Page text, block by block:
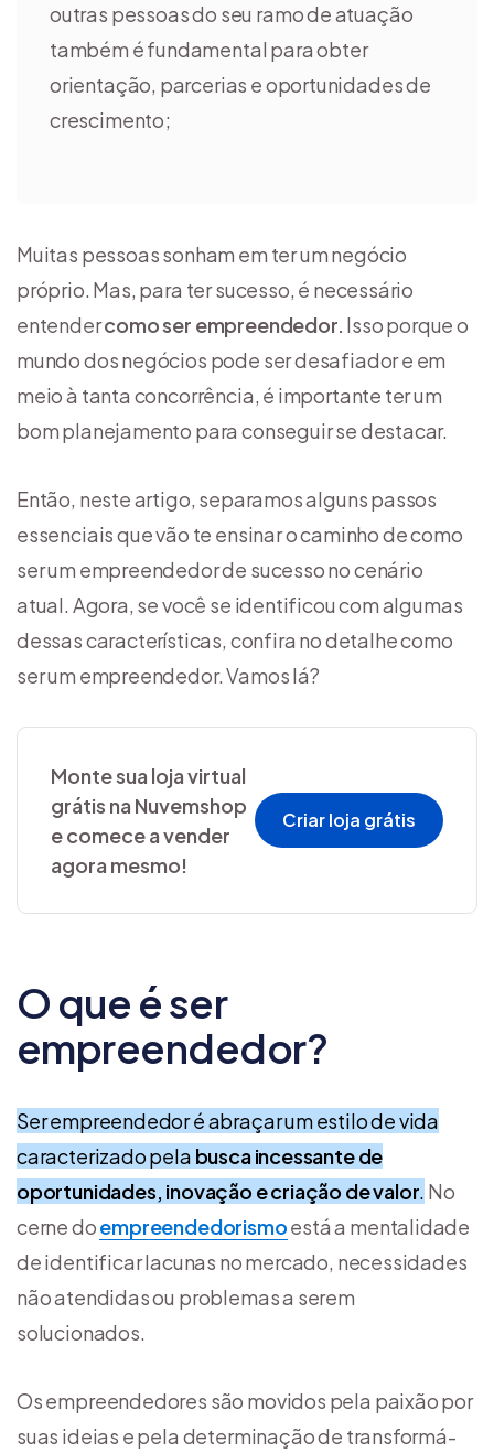
outras pessoas do seu ramo de atuação
também é fundamental para obter
orientação, parcerias e oportunidades de
crescimento;
Muitas pessoas sonham em ter um negócio
próprio. Mas, para ter sucesso, é necessário
entendercomo ser empreendedor. Isso porque o
mundo dos negócios pode ser desafiador e em
meio à tanta concorrência, é importante ter um
bom planejamento para conseguir se destacar.
Então, neste artigo, separamos alguns passos
essenciais que vão te ensinar o caminho de como
ser um empreendedor de sucesso no cenário
atual. Agora, se você se identificou com algumas
dessas características, confira no detalhe como
ser um empreendedor. Vamos lá?
Monte sua loja virtual
grátis na Nuvemshop
e comece a vender
agora mesmo!
Criar loja grátis
O que é ser
empreendedor?
Ser empreendedor é abraçar um estilo de vida
caracterizado pela busca incessante de
oportunidades, inovação e criação de valor. No
cerne doempreendedorismoestá a mentalidade
de identificar lacunas no mercado, necessidades
não atendidas ou problemas a serem
solucionados.
Os empreendedores são movidos pela paixão por
suas ideias e pela determinação de transformá-